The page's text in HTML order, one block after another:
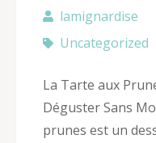
lamignardise
Uncategorized
La Tarte aux
Déguster Sans
prunes est un